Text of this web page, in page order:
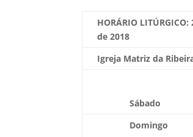
HORÁRIO LITÚRGICO:
de 2018
Igreja Matriz da
Sábado
Domingo